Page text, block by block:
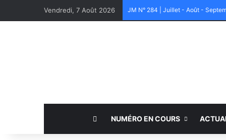
Vendredi, 7 Août 2026 JM N° 284 | Juillet - Août -
NUMÉRO EN COURS